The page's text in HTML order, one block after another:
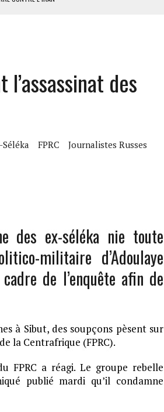
des
Séléka FPRC
Journalistes Russes
des ex-séléka nie toute
militaire d’Adoulaye
de l’enquête afin de
à Sibut, des soupçons pèsent sur
la Centrafrique (FPRC).
FPRC a réagi. Le groupe rebelle
publié mardi qu’il condamne